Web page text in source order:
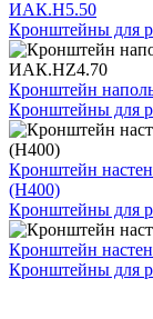
ИАК.Н5.50
Кронштейны для
Кронштейн
Кронштейны для
Кронштейн
(H400)
Кронштейны для
Кронштейн
Кронштейны для